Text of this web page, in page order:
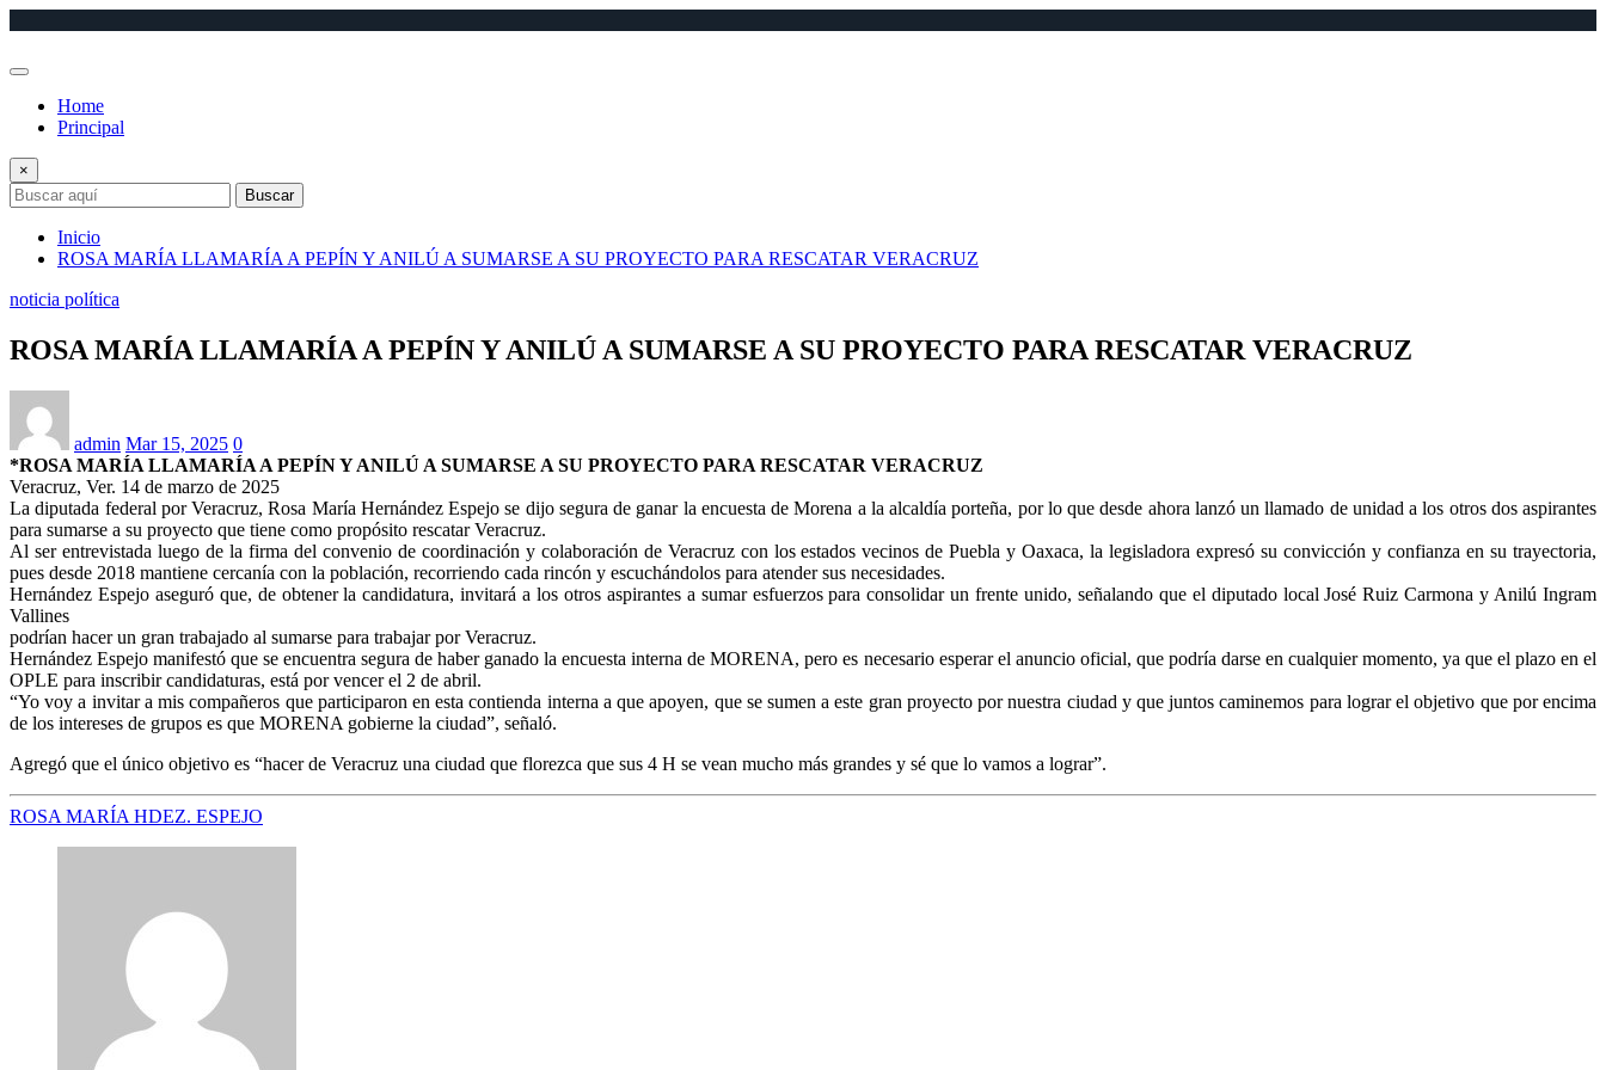
Home
Principal
×
Buscar
Inicio
ROSA MARÍA LLAMARÍA A PEPÍN Y ANILÚ A SUMARSE A SU PROYECTO PARA RESCATAR VERACRUZ
noticia política
ROSA MARÍA LLAMARÍA A PEPÍN Y ANILÚ A SUMARSE A SU PROYECTO PARA RESCATAR VERACRUZ
admin Mar 15, 2025 0
*ROSA MARÍA LLAMARÍA A PEPÍN Y ANILÚ A SUMARSE A SU PROYECTO PARA RESCATAR VERACRUZ
Veracruz, Ver. 14 de marzo de 2025
La diputada federal por Veracruz, Rosa María Hernández Espejo se dijo segura de ganar la encuesta de Morena a la alcaldía porteña, por lo que desde ahora lanzó un llamado de unidad a los otros dos aspirantes
para sumarse a su proyecto que tiene como propósito rescatar Veracruz.
Al ser entrevistada luego de la firma del convenio de coordinación y colaboración de Veracruz con los estados vecinos de Puebla y Oaxaca, la legisladora expresó su convicción y confianza en su trayectoria,
pues desde 2018 mantiene cercanía con la población, recorriendo cada rincón y escuchándolos para atender sus necesidades.
Hernández Espejo aseguró que, de obtener la candidatura, invitará a los otros aspirantes a sumar esfuerzos para consolidar un frente unido, señalando que el diputado local José Ruiz Carmona y Anilú Ingram
Vallines
podrían hacer un gran trabajado al sumarse para trabajar por Veracruz.
Hernández Espejo manifestó que se encuentra segura de haber ganado la encuesta interna de MORENA, pero es necesario esperar el anuncio oficial, que podría darse en cualquier momento, ya que el plazo en el
OPLE para inscribir candidaturas, está por vencer el 2 de abril.
“Yo voy a invitar a mis compañeros que participaron en esta contienda interna a que apoyen, que se sumen a este gran proyecto por nuestra ciudad y que juntos caminemos para lograr el objetivo que por encima
de los intereses de grupos es que MORENA gobierne la ciudad”, señaló.
Agregó que el único objetivo es “hacer de Veracruz una ciudad que florezca que sus 4 H se vean mucho más grandes y sé que lo vamos a lograr”.
ROSA MARÍA HDEZ. ESPEJO